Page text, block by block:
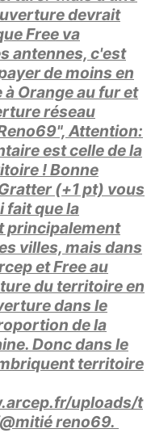
devrait
Free va
antennes, c'est
de moins en
Orange au fur et
réseau
Attention:
est celle de la
! Bonne
(+1 pt) vous
fait que la
principalement
villes, mais dans
et Free au
du territoire en
dans le
de la
Donc dans le
territoire
uploads/t
reno69.